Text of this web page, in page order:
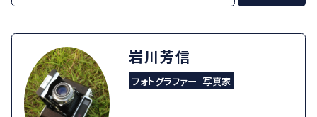
岩川芳信
フォトグラファー 写真家